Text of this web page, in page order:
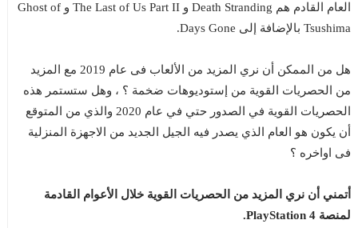
العام القادم هم Death Stranding و The Last of Us Part II و Ghost of
Tsushima بالإضافة إلى Days Gone.
هل من الممكن أن نري المزيد من الألعاب فى عام 2019 مع المزيد
من الحصريات القوية من إستوديوهات ضخمة ؟ ، وهل ستستمر هذه
الحصريات القوية في الصدور حتي في عام 2020 والذي من المتوقع
أن يكون هو العام الذي يصدر فيه الجيل الجديد من الاجهزة المنزلية
فى اواخره ؟
أتمني أن نري المزيد من الحصريات القوية خلال الأعوام القادمة
لمنصة PlayStation 4.